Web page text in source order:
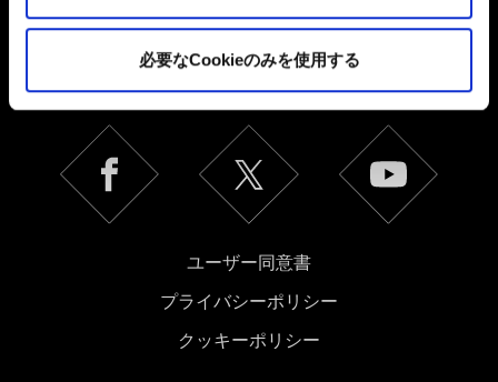
Cookieの使用およびパフォーマンスの変更点に関する詳
細は、下記の「設定」メニューでご確認ください。
必要なCookieのみを使用する
日本語
ソーシャルメディア
ユーザー同意書
プライバシーポリシー
クッキーポリシー